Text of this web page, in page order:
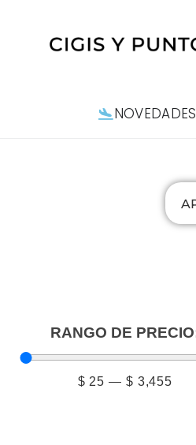
NOVEDADES
RANGO DE
$ 25— $ 3,455